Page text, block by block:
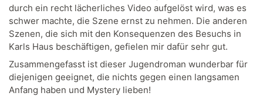
durch ein recht lächerliches Video aufgelöst wird, was es
schwer machte, die Szene ernst zu nehmen. Die anderen
Szenen, die sich mit den Konsequenzen des Besuchs in
Karls Haus beschäftigen, gefielen mir dafür sehr gut.
Zusammengefasst ist dieser Jugendroman wunderbar für
diejenigen geeignet, die nichts gegen einen langsamen
Anfang haben und Mystery lieben!